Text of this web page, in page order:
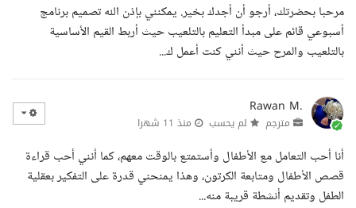
مرحبا بحضرتك، أرجو أن أجدك بخير. يمكنني بإذن الله تصميم برنامج
أسبوعي قائم على مبدأ التعليم بالتلعيب حيث أربط القيم الأساسية
بالتلعيب والمرح حيث أنني كنت أعمل ك...
Rawan M.
مترجم لم يحسب منذ 11 شهرا
أنا أحب التعامل مع الأطفال وأستمتع بالوقت معهم، كما أنني أحب قراءة
قصص الأطفال ومتابعة الكرتون، وهذا يمنحني قدرة على التفكير بعقلية
الطفل وتقديم أنشطة قريبة منه...